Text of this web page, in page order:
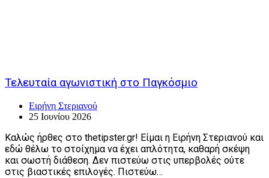
Τελευταία αγωνιστική στο Παγκόσμιο
Ειρήνη Στεριανού
25 Ιουνίου 2026
Καλώς ήρθες στο thetipster.gr! Είμαι η Ειρήνη Στεριανού και
εδώ θέλω το στοίχημα να έχει απλότητα, καθαρή σκέψη
και σωστή διάθεση. Δεν πιστεύω στις υπερβολές ούτε
στις βιαστικές επιλογές. Πιστεύω…